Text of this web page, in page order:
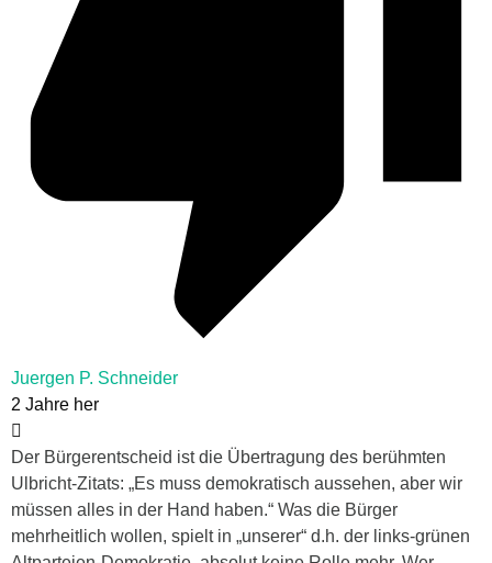
Juergen P. Schneider
2 Jahre her
Der Bürgerentscheid ist die Übertragung des berühmten
Ulbricht-Zitats: „Es muss demokratisch aussehen, aber wir
müssen alles in der Hand haben.“ Was die Bürger
mehrheitlich wollen, spielt in „unserer“ d.h. der links-grünen